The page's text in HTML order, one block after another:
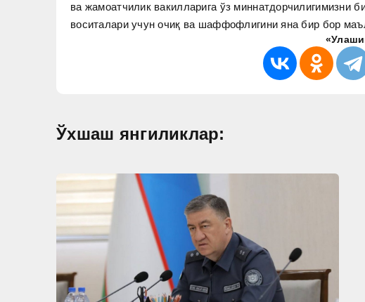
ва жамоатчилик вакилларига ўз
воситалари учун очиқ ва шаффофлигини яна бир бор
Ўхшаш янгиликлар: